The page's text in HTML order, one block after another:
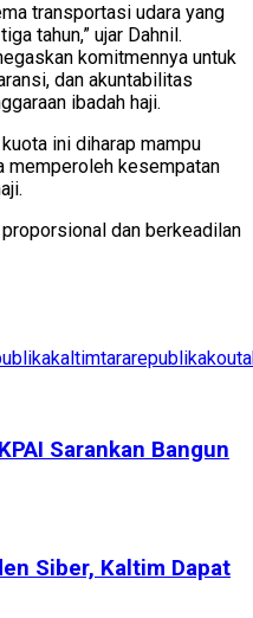
transportasi udara yang
tahun,” ujar Dahnil.
komitmennya untuk
dan akuntabilitas
ibadah haji.
ini diharap mampu
memperoleh kesempatan
dan berkeadilan
kaltimtararepublika
Sarankan Bangun
Siber, Kaltim Dapat